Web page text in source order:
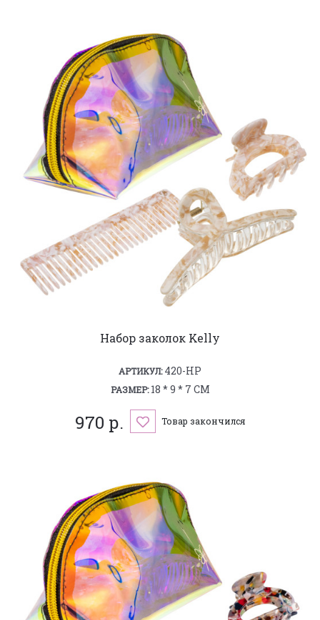
Набор заколок Kelly
АРТИКУЛ:420-HP
РАЗМЕР:18 * 9 * 7 СМ
970 р. Товар закончился